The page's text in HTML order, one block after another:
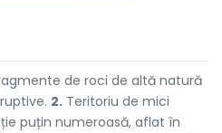
de roci de altă natură
2. Teritoriu de mici
puțin numeroasă, aflat în